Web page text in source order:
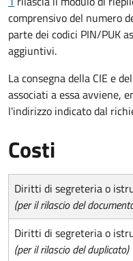
comprensivo del numero
parte dei codici PIN/PUK
aggiuntivi.
La consegna della CIE e
associati a essa avviene,
l'indirizzo indicato dal
Costi
Diritti di segreteria o
(per il rilascio del
Diritti di segreteria o
(per il rilascio del duplicato)